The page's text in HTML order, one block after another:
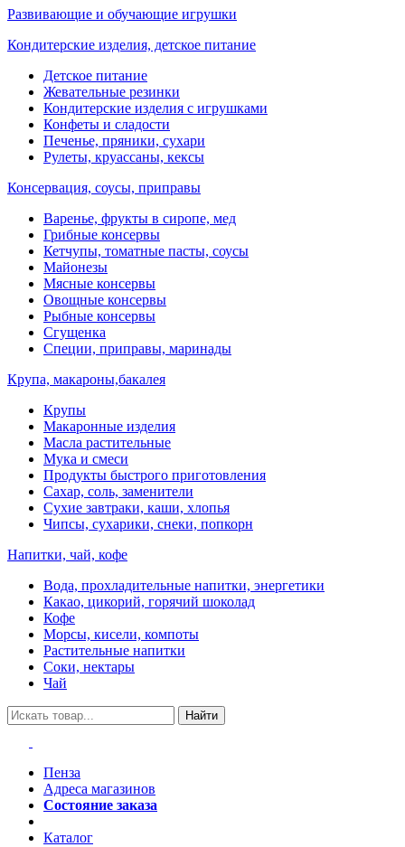
Развивающие и обучающие игрушки
Кондитерские изделия, детское питание
Детское питание
Жевательные резинки
Кондитерские изделия с игрушками
Конфеты и сладости
Печенье, пряники, сухари
Рулеты, круассаны, кексы
Консервация, соусы, приправы
Варенье, фрукты в сиропе, мед
Грибные консервы
Кетчупы, томатные пасты, соусы
Майонезы
Мясные консервы
Овощные консервы
Рыбные консервы
Сгущенка
Специи, приправы, маринады
Крупа, макароны,бакалея
Крупы
Макаронные изделия
Масла растительные
Мука и смеси
Продукты быстрого приготовления
Сахар, соль, заменители
Сухие завтраки, каши, хлопья
Чипсы, сухарики, снеки, попкорн
Напитки, чай, кофе
Вода, прохладительные напитки, энергетики
Какао, цикорий, горячий шоколад
Кофе
Морсы, кисели, компоты
Растительные напитки
Соки, нектары
Чай
Найти
Пенза
Адреса магазинов
Состояние заказа
Каталог